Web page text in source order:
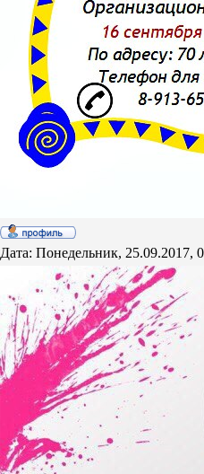
Дата: Понедельник, 25.09.2017,